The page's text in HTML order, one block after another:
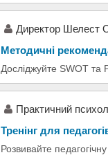
Директор Шелест
Методичні
Досліджуйте SWOT та
Практичний
Тренінг для
Розвивайте